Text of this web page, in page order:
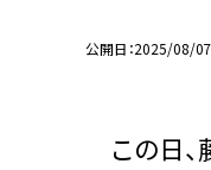
公開日 2025/08/07
この日、